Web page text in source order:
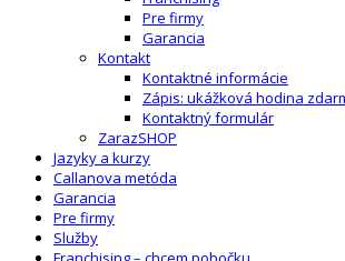
Pre firmy
Garancia
Kontakt
Kontaktné informácie
Zápis: ukážková hodina
Kontaktný formulár
ZarazSHOP
Jazyky a kurzy
Callanova metóda
Garancia
Pre firmy
Služby